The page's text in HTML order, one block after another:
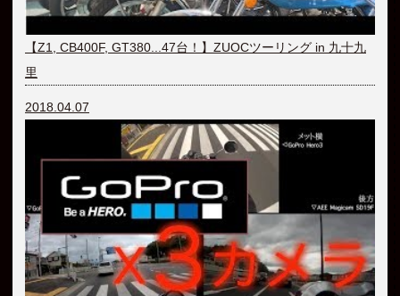
【Z1, CB400F, GT380...47台！】ZUOCツーリング in 九十九
里
2018.04.07